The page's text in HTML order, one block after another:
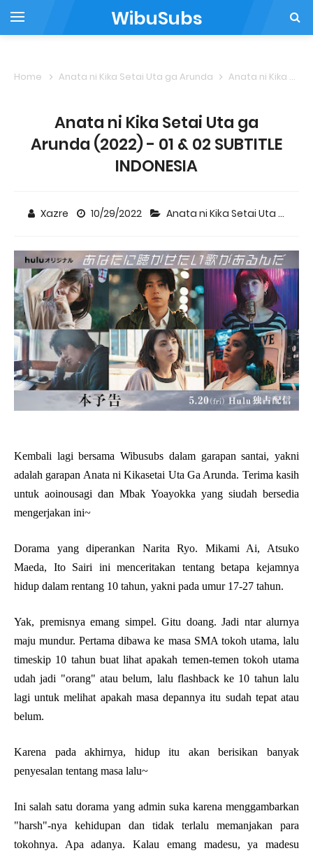
WibuSubs
Home Anata ni Kika Setai Uta ga Arunda Anata ni Kika Setai Uta ga Arunda (2022) - 01 & 02 SUBTITLE INDONESIA
Anata ni Kika Setai Uta ga
Arunda (2022) - 01 & 02 SUBTITLE
INDONESIA
Xazre 10/29/2022 Anata ni Kika Setai Uta ga Arunda
Kembali lagi bersama Wibusubs dalam garapan santai, yakni
adalah garapan Anata ni Kikasetai Uta Ga Arunda. Terima kasih
untuk aoinousagi dan Mbak Yoayokka yang siudah bersedia
mengerjakan ini~
Dorama yang diperankan Narita Ryo. Mikami Ai, Atsuko
Maeda, Ito Sairi ini menceritakan tentang betapa kejamnya
hidup dalam rentang 10 tahun, yakni pada umur 17-27 tahun.
Yak, premisnya emang simpel. Gitu doang. Jadi ntar alurnya
maju mundur. Pertama dibawa ke masa SMA tokoh utama, lalu
timeskip 10 tahun buat lihat apakah temen-temen tokoh utama
udah jadi "orang" atau belum, lalu flashback ke 10 tahun lalu
lagi untuk melihat apakah masa depannya itu sudah tepat atau
belum.
Karena pada akhirnya, hidup itu akan berisikan banyak
penyesalan tentang masa lalu~
Ini salah satu dorama yang admin suka karena menggambarkan
"harsh"-nya kehidupan dan tidak terlalu memanjakan para
tokohnya. Apa adanya. Kalau emang madesu, ya madesu